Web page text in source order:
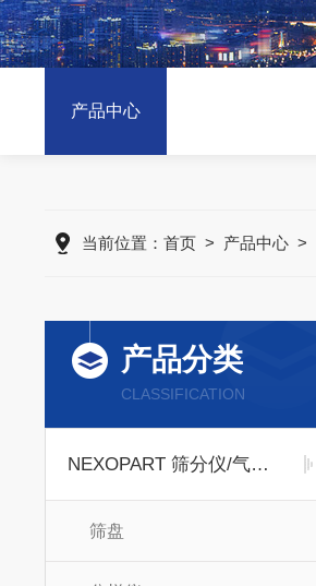
产品中心
当前位置： 首页> 产品中心>
产品分类
CLASSIFICATION
NEXOPART 筛分仪/气流筛
筛盘